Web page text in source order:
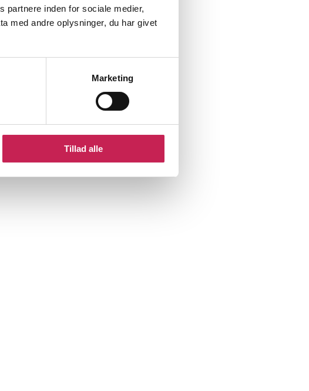
partnere inden for sociale medier,
med andre oplysninger, du har givet
Marketing
Tillad alle